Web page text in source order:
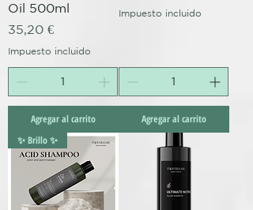
Oil 500ml
Precio
35,20 €
Impuesto incluido
Agregar al carrito
Impuesto incluido
Agregar al carrito
✨ Brillo ✨